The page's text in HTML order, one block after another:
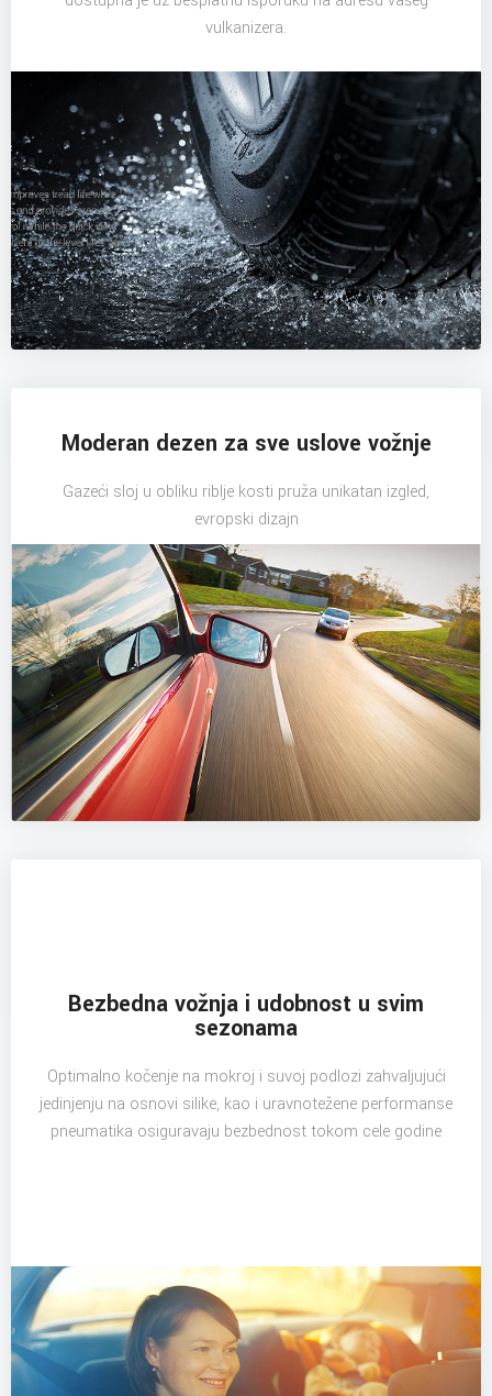
vulkanizera.
Moderan dezen za sve uslove vožnje
Gazeći sloj u obliku riblje kosti pruža unikatan izgled,
evropski dizajn
Bezbedna vožnja i udobnost u svim
sezonama
Optimalno kočenje na mokroj i suvoj podlozi zahvaljujući
jedinjenju na osnovi silike, kao i uravnotežene performanse
pneumatika osiguravaju bezbednost tokom cele godine